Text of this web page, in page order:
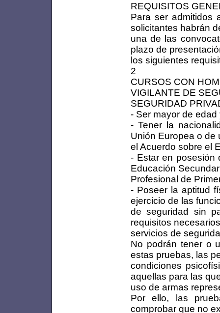
REQUISITOS
Para ser admitidos
solicitantes habrán
una de las
plazo de
los siguientes
2
CURSOS CON
VIGILANTE DE
SEGURIDAD
- Ser mayor de
- Tener la
Unión Europea o de
el Acuerdo sobre el
- Estar en posesión
Educación
Profesional de
- Poseer la aptitud
ejercicio de las
de seguridad sin
requisitos
servicios de
No podrán tener o
estas pruebas, las
condiciones
aquellas para las
uso de armas
Por ello, las
comprobar que no